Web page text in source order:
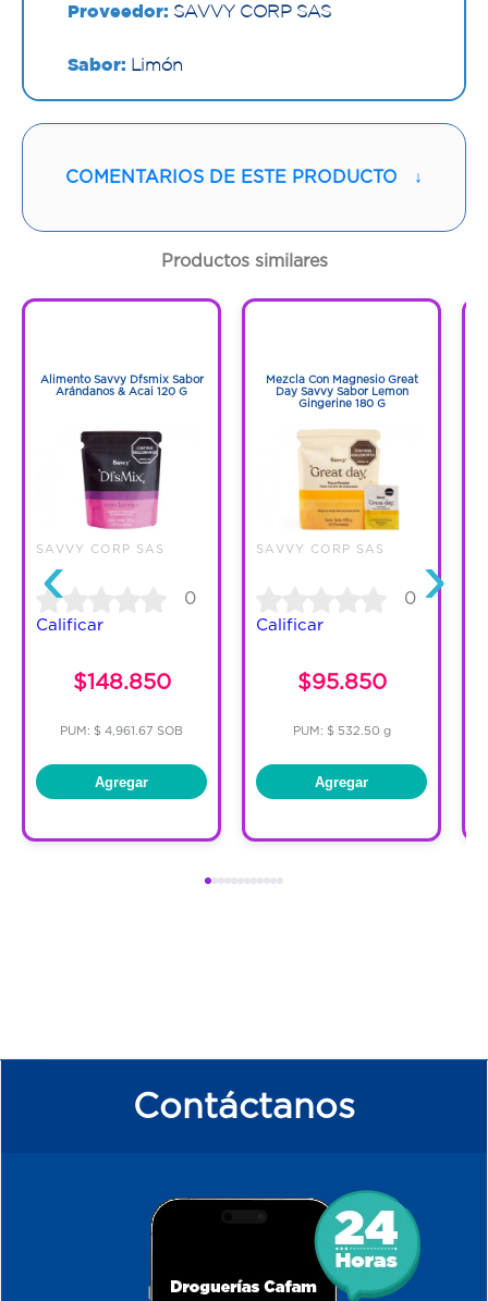
Proveedor: SAVVY CORP SAS
Sabor: Limón
Cantidad:2 Empaque
COMENTARIOS DE ESTE PRODUCTO ↓
Productos similares
‹
Alimento Savvy Dfsmix Sabor
Arándanos & Acai 120 G
SAVVY CORP SAS
0
Calificar
$148.850
PUM: $ 4,961.67 SOB
Agregar
Mezcla Con Magnesio Great
Day Savvy Sabor Lemon
Gingerine 180 G
SAVVY CORP SAS
0
Calificar
$95.850
PUM: $ 532.50 g
Agregar
›
Contáctanos